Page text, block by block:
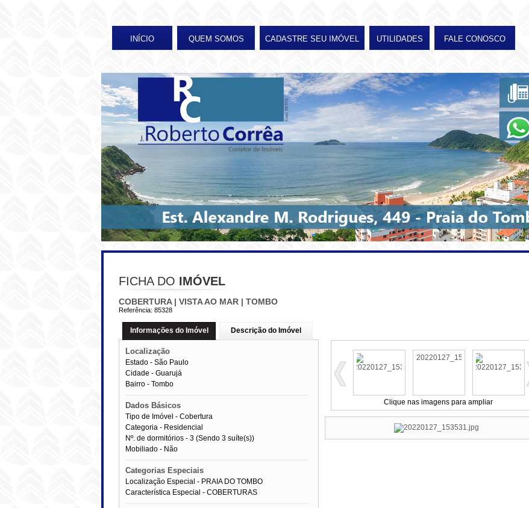
INÍCIO QUEM SOMOS CADASTRE SEU IMÓVEL UTILIDADES FALE CONOSCO
FICHA DO IMÓVEL
COBERTURA | VISTA AO MAR | TOMBO
Referência: 85328
Informações do Imóvel Descrição do Imóvel
Localização
Estado - São Paulo
Cidade - Guarujá
Bairro - Tombo
----------------------------------------------------------------------------
Dados Básicos
Tipo de Imóvel - Cobertura
Categoria - Residencial
Nº. de dormitórios - 3 (Sendo 3 suíte(s))
Mobiliado - Não
----------------------------------------------------------------------------
Categorias Especiais
Localização Especial - PRAIA DO TOMBO
Característica Especial - COBERTURAS
----------------------------------------------------------------------------
Clique nas imagens para ampliar